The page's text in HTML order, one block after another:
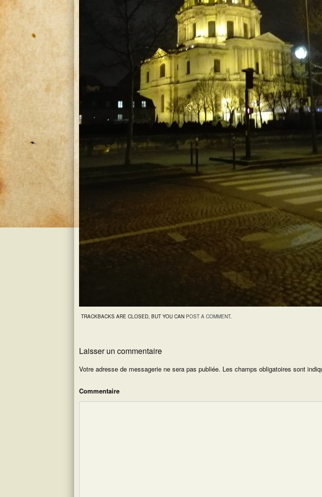
TRACKBACKS ARE CLOSED, BUT YOU CAN POST A COMMENT.
Laisser un commentaire
Votre adresse de messagerie ne sera pas publiée. Les champs obligatoires sont
Commentaire